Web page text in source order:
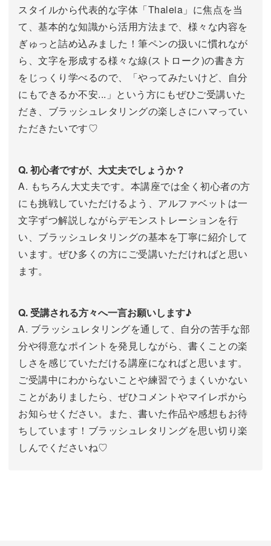
スタイルから代表的な字体「Thaleia」に焦点を当
て、基本的な知識から活用方法まで、様々な内容を
ぎゅっと詰め込みました！筆ペンの扱いに慣れなが
ら、文字を形成する様々な線(ストローク)の書き方
をじっくり学べるので、「やってみたいけど、自分
にもできるか不安...」という方にもぜひご受講いた
だき、ブラッシュレタリングの楽しさにハマってい
ただきたいです♡
Q. 初心者ですが、大丈夫でしょうか？
A. もちろん大丈夫です。本講座では全く初心者の方
にも挑戦していただけるよう、アルファベットは一
文字ずつ解説しながらデモンストレーションを行
い、ブラッシュレタリングの基本を丁寧に紹介して
います。ぜひ多くの方にご受講いただければと思い
ます。
Q. 受講される方々へ一言お願いします♪
A. ブラッシュレタリングを通して、自分の苦手な部
分や得意なポイントを発見しながら、書くことの楽
しさを感じていただける講座になればと思います。
ご受講中にわからないことや練習でうまくいかない
ことがありましたら、ぜひコメントやマイレポから
お知らせください。また、書いた作品や感想もお待
ちしています！ブラッシュレタリングを思い切り楽
しんでくださいね♡